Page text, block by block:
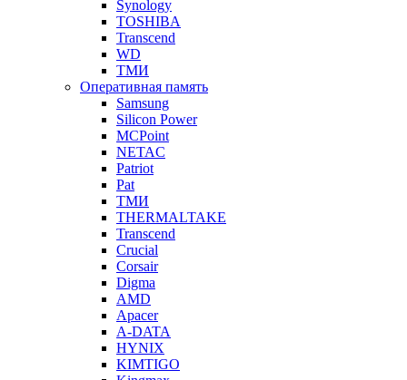
Synology
TOSHIBA
Transcend
WD
ТМИ
Оперативная память
Samsung
Silicon Power
MCPoint
NETAC
Patriot
Pat
ТМИ
THERMALTAKE
Transcend
Crucial
Corsair
Digma
AMD
Apacer
A-DATA
HYNIX
KIMTIGO